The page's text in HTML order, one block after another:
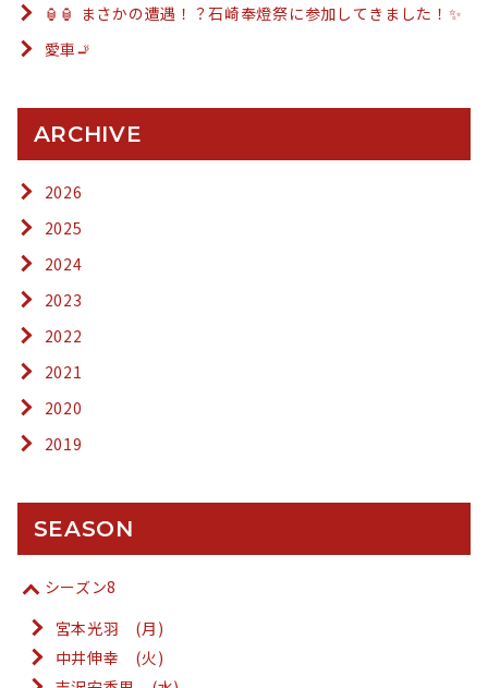
🏮🏮 まさかの遭遇！？石崎奉燈祭に参加してきました！✨
愛車🚬
ARCHIVE
2026
2025
2024
2023
2022
2021
2020
2019
SEASON
シーズン8
宮本光羽 (月)
中井伸幸 (火)